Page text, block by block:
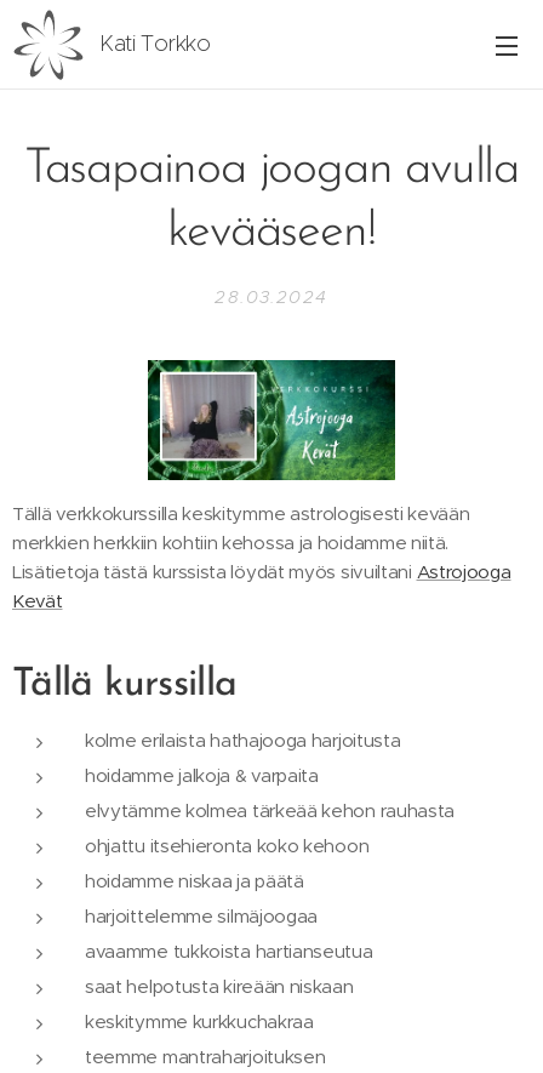
Kati Torkko
Tasapainoa joogan avulla
kevääseen!
28.03.2024
Tällä verkkokurssilla keskitymme astrologisesti kevään
merkkien herkkiin kohtiin kehossa ja hoidamme niitä.
Lisätietoja tästä kurssista löydät myös sivuiltani Astrojooga
Kevät
Tällä kurssilla
kolme erilaista hathajooga harjoitusta
hoidamme jalkoja & varpaita
elvytämme kolmea tärkeää kehon rauhasta
ohjattu itsehieronta koko kehoon
hoidamme niskaa ja päätä
harjoittelemme silmäjoogaa
avaamme tukkoista hartianseutua
saat helpotusta kireään niskaan
keskitymme kurkkuchakraa
teemme mantraharjoituksen